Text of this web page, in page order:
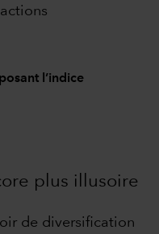
l’indice
plus illusoire
de diversification